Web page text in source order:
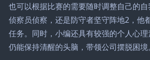
也可以根据比赛的需要随时调整自己的
侦察员侦察，还是防守者坚守阵地2，他
任务。同时，小编还具有较强的个人心
仍能保持清醒的头脑，带领公司摆脱困境。